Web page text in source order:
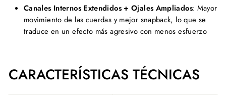
Canales Internos Extendidos + Ojales Ampliados: Mayor
movimiento de las cuerdas y mejor snapback, lo que se
traduce en un efecto más agresivo con menos esfuerzo
CARACTERÍSTICAS TÉCNICAS